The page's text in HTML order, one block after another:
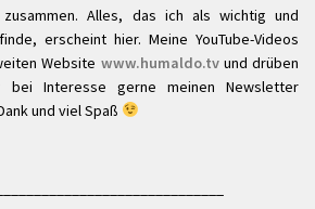
zusammen. Alles, das ich als wichtig und
erscheint hier. Meine YouTube-Videos
Website www.humaldo.tvund drüben
bei Interesse gerne meinen Newsletter
und viel Spaß